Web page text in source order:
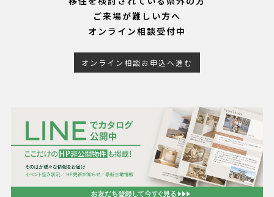
ご来場が難しい方へ
オンライン相談受付中
オンライン相談お申込へ進む